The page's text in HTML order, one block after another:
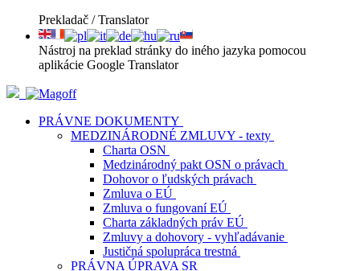
Prekladač / Translator
Nástroj na preklad stránky do iného jazyka pomocou
aplikácie Google Translator
PRÁVNE DOKUMENTY
MEDZINÁRODNÉ ZMLUVY - texty
Charta OSN
Medzinárodný pakt OSN o právach
Dohovor o ľudských právach
Zmluva o EÚ
Zmluva o fungovaní EÚ
Charta základných práv EÚ
Zmluvy a dohovory - vyhľadávanie
Justičná spolupráca trestná
PRÁVNA ÚPRAVA SR